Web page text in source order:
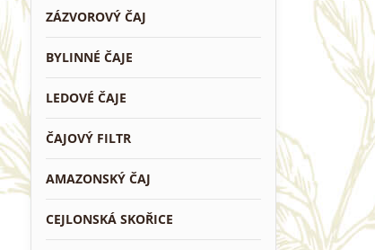
ZÁZVOROVÝ ČAJ
BYLINNÉ ČAJE
LEDOVÉ ČAJE
ČAJOVÝ FILTR
AMAZONSKÝ ČAJ
CEJLONSKÁ SKOŘICE